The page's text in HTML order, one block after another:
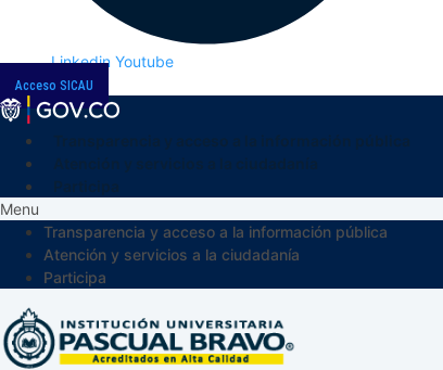
Linkedin Youtube
Acceso SICAU
Menu
Transparencia y acceso a la información pública
Atención y servicios a la ciudadanía
Participa